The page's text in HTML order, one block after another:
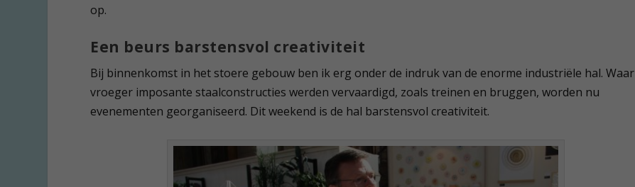
op.
Een beurs barstensvol creativiteit
Bij binnenkomst in het stoere gebouw ben ik erg onder de indruk van de enorme industriële hal. Waar
vroeger imposante staalconstructies werden vervaardigd, zoals treinen en bruggen, worden nu
evenementen georganiseerd. Dit weekend is de hal barstensvol creativiteit.